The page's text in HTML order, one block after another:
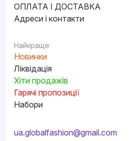
ОПЛАТА І ДОСТАВКА
Адреси і контакти
Найкраще
Новинки
Ліквідація
Хіти продажів
Гарячі пропозиції
Набори
ua.globalfashion@gmail.com